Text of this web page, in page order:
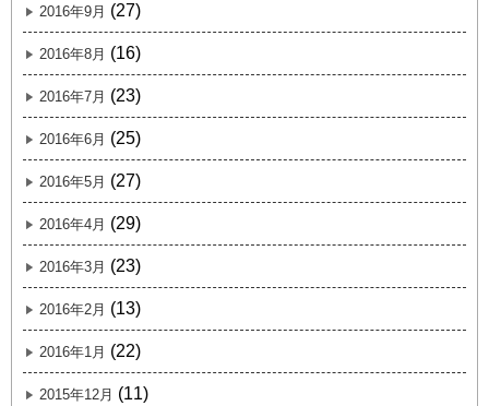
2016年9月 (27)
2016年8月 (16)
2016年7月 (23)
2016年6月 (25)
2016年5月 (27)
2016年4月 (29)
2016年3月 (23)
2016年2月 (13)
2016年1月 (22)
2015年12月 (11)